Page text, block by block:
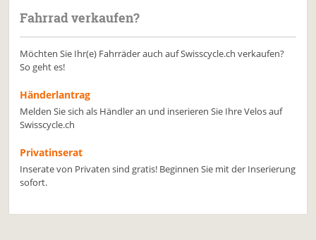
Fahrrad verkaufen?
Möchten Sie Ihr(e) Fahrräder auch auf Swisscycle.ch verkaufen?
So geht es!
Händerlantrag
Melden Sie sich als Händler an und inserieren Sie Ihre Velos auf
Swisscycle.ch
Privatinserat
Inserate von Privaten sind gratis! Beginnen Sie mit der Inserierung
sofort.